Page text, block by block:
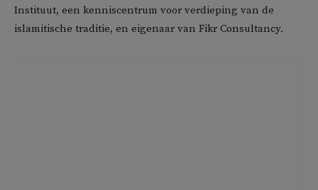
Instituut, een kenniscentrum voor verdieping van de
islamitische traditie, en eigenaar van Fikr Consultancy.